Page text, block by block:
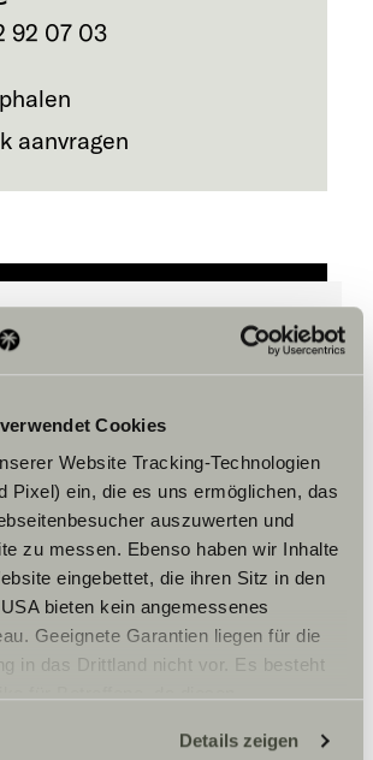
Cookies
Website Tracking-Technologien
Pixel) ein, die es uns ermöglichen, das
auszuwerten und
zu messen. Ebenso haben wir Inhalte
eingebettet, die ihren Sitz in den
bieten kein angemessenes
Geeignete Garantien liegen für die
in das Drittland nicht vor. Es besteht
Dienstleister können Daten für
Details zeigen
92 07 03
aanvragen
marketing-cookies om
Cookie-instellingen